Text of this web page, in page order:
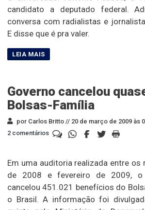
candidato a deputado federal.
conversa com radialistas e
E disse que é pra valer.
Governo cancelou
Bolsas-Família
por Carlos Britto // 20 de março de 2009 às
2 comentários
Em uma auditoria realizada entre os
de 2008 e fevereiro de 2009, o
cancelou 451.021 benefícios do
o Brasil. A informação foi